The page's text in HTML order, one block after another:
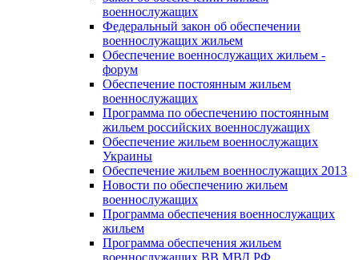
военнослужащих
Федеральный закон об обеспечении
военнослужащих жильем
Обеспечение военнослужащих жильем -
форум
Обеспечение постоянным жильем
военнослужащих
Программа по обеспечению постоянным
жильем российских военнослужащих
Обеспечение жильем военнослужащих
Украины
Обеспечение жильем военнослужащих 2013
Новости по обеспечению жильем
военнослужащих
Программа обеспечения военнослужащих
жильем
Программа обеспечения жильем
военнослужащих ВВ МВД РФ